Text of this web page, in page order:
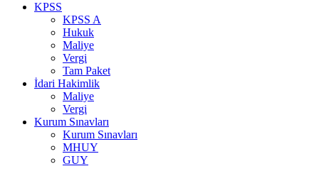
KPSS
KPSS A
Hukuk
Maliye
Vergi
Tam Paket
İdari Hakimlik
Maliye
Vergi
Kurum Sınavları
Kurum Sınavları
MHUY
GUY